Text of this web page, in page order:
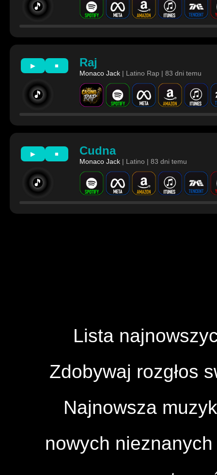
🎵
▶ ■
🎵
Raj
Monaco Jack | Latino Rap | 83 dni temu
▶ ■
🎵
Cudna
Monaco Jack | Latino | 83 dni temu
Lista
Zdobywaj rozgłos
Najnowsza
nowych